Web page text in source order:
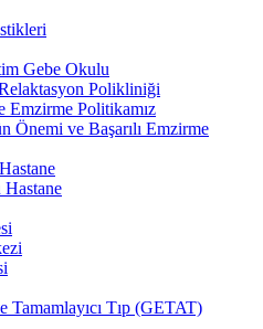
Gebe Okulu
Polikliniği
Emzirme Politikamız
Önemi ve Başarılı Emzirme
Tamamlayıcı Tıp (GETAT)